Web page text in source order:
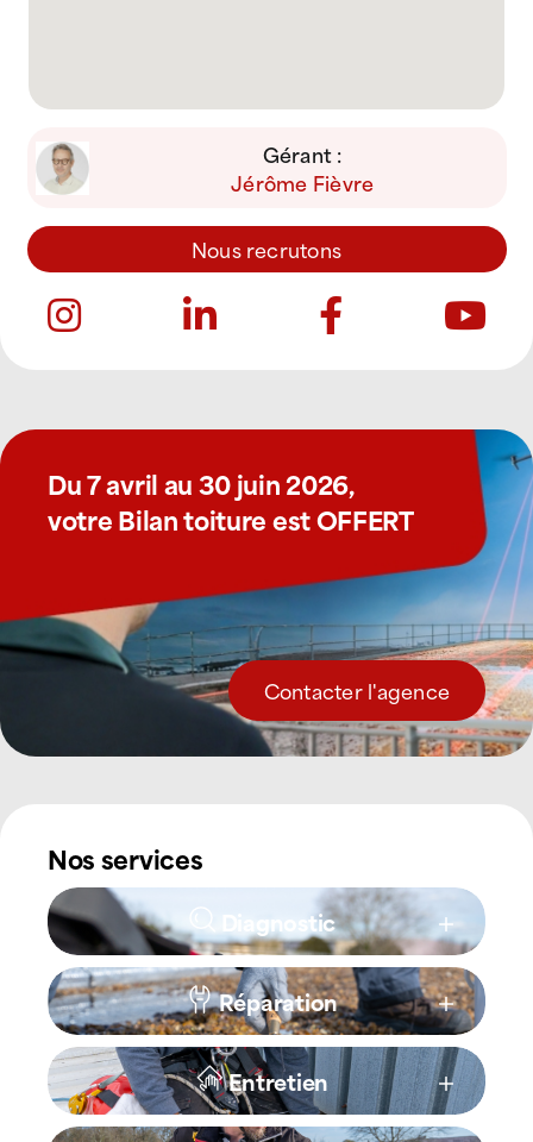
Gérant :
Jérôme Fièvre
Nous recrutons
Du 7 avril au 30 juin 2026,
votre Bilan toiture est OFFERT
Contacter l'agence
Nos services
Diagnostic
Réparation
Entretien